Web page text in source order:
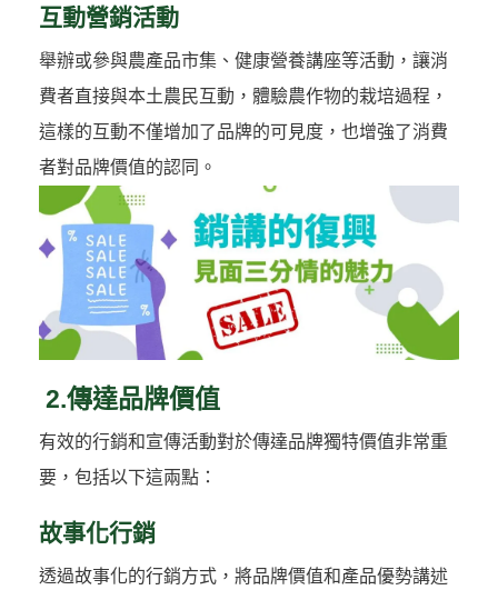
互動營銷活動
舉辦或參與農產品市集、健康營養講座等活動，讓消
費者直接與本土農民互動，體驗農作物的栽培過程，
這樣的互動不僅增加了品牌的可見度，也增強了消費
者對品牌價值的認同。
2.傳達品牌價值
有效的行銷和宣傳活動對於傳達品牌獨特價值非常重
要，包括以下這兩點：
故事化行銷
透過故事化的行銷方式，將品牌價值和產品優勢講述